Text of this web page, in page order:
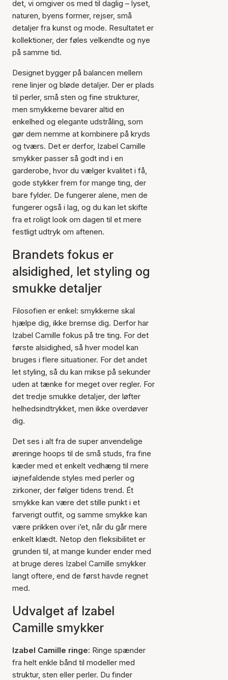
det, vi omgiver os med til daglig – lyset,
naturen, byens former, rejser, små
detaljer fra kunst og mode. Resultatet er
kollektioner, der føles velkendte og nye
på samme tid.
Designet bygger på balancen mellem
rene linjer og bløde detaljer. Der er plads
til perler, små sten og fine strukturer,
men smykkerne bevarer altid en
enkelhed og elegante udstråling, som
gør dem nemme at kombinere på kryds
og tværs. Det er derfor, Izabel Camille
smykker passer så godt ind i en
garderobe, hvor du vælger kvalitet i få,
gode stykker frem for mange ting, der
bare fylder. De fungerer alene, men de
fungerer også i lag, og du kan let skifte
fra et roligt look om dagen til et mere
festligt udtryk om aftenen.
Brandets fokus er
alsidighed, let styling og
smukke detaljer
Filosofien er enkel: smykkerne skal
hjælpe dig, ikke bremse dig. Derfor har
Izabel Camille fokus på tre ting. For det
første alsidighed, så hver model kan
bruges i flere situationer. For det andet
let styling, så du kan mikse på sekunder
uden at tænke for meget over regler. For
det tredje smukke detaljer, der løfter
helhedsindtrykket, men ikke overdøver
dig.
Det ses i alt fra de super anvendelige
øreringe hoops til de små studs, fra fine
kæder med et enkelt vedhæng til mere
iøjnefaldende styles med perler og
zirkoner, der følger tidens trend. Ét
smykke kan være det stille punkt i et
farverigt outfit, og samme smykke kan
være prikken over i’et, når du går mere
enkelt klædt. Netop den fleksibilitet er
grunden til, at mange kunder ender med
at bruge deres Izabel Camille smykker
langt oftere, end de først havde regnet
med.
Udvalget af Izabel
Camille smykker
Izabel Camille ringe: Ringe spænder
fra helt enkle bånd til modeller med
struktur, sten eller perler. Du finder